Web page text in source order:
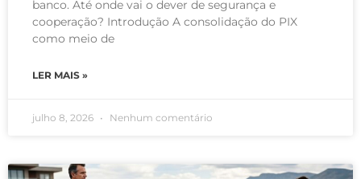
banco. Até onde vai o dever de segurança e
cooperação? Introdução A consolidação do PIX
como meio de
LER MAIS »
julho 8, 2026 Nenhum comentário